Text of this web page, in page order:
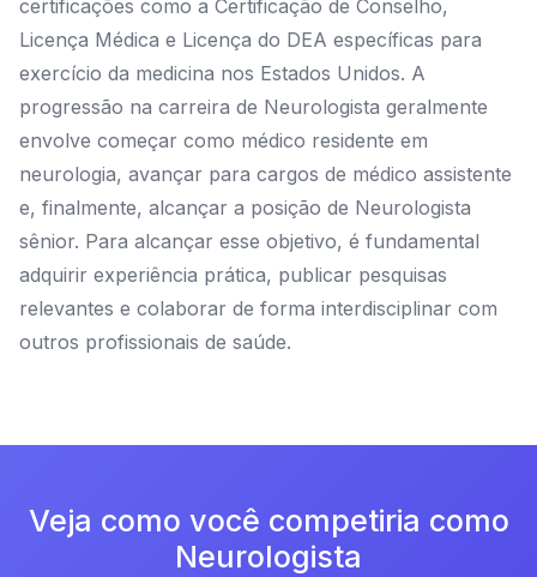
certificações como a Certificação de Conselho,
Licença Médica e Licença do DEA específicas para
exercício da medicina nos Estados Unidos. A
progressão na carreira de Neurologista geralmente
envolve começar como médico residente em
neurologia, avançar para cargos de médico assistente
e, finalmente, alcançar a posição de Neurologista
sênior. Para alcançar esse objetivo, é fundamental
adquirir experiência prática, publicar pesquisas
relevantes e colaborar de forma interdisciplinar com
outros profissionais de saúde.
Veja como você competiria como
Neurologista